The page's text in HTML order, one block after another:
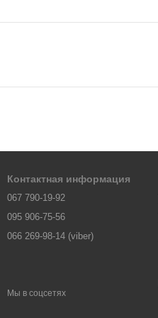
Контактная информация
067 790-19-92
095 906-75-56
066 269-98-14 (viber)
Мы в соцсетях